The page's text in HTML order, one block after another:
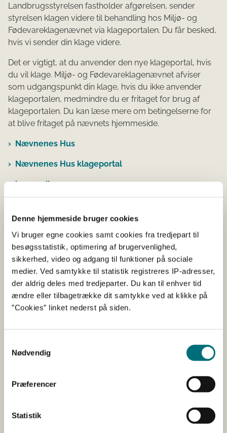
Denne hjemmeside bruger cookies
Vi bruger egne cookies samt cookies fra tredjepart til
besøgsstatistik, optimering af brugervenlighed,
sikkerhed, video og adgang til funktioner på sociale
medier. Ved samtykke til statistik registreres IP-adresser,
der aldrig deles med tredjeparter. Du kan til enhver tid
ændre eller tilbagetrække dit samtykke ved at klikke på
”Cookies” linket nederst på siden.
Nødvendig
Præferencer
Statistik
Landbrugsstyrelsen fastholder afgørelsen, sender
styrelsen klagen videre til behandling hos Miljø- og
Fødevareklagenævnet via klageportalen. Du får besked,
hvis vi sender din klage videre.
Det er vigtigt, at du anvender den nye klageportal, hvis
du vil klage. Miljø- og Fødevareklagenævnet afviser
som udgangspunkt din klage, hvis du ikke anvender
klageportalen, medmindre du er fritaget for brug af
klageportalen. Du kan læse mere om betingelserne for
at blive fritaget på nævnets hjemmeside.
Nævnenes Hus
Nævnenes Hus klageportal
borger.dk
Klagefrist
Din klage skal være indgivet senest 4 uger fra den dato,
hvor du har modtaget den afgørelse, du klager over.
Hvis en anden klager på dine
Hvis du ønsker, at en anden person skal klage på dine
vegne, skal klagen oprettes i klageportalen med en
Når klagen er oprettet på klageportalen, modtager du
en mail om, at du på klageportalen skal bekræfte, at du
klagefristen.